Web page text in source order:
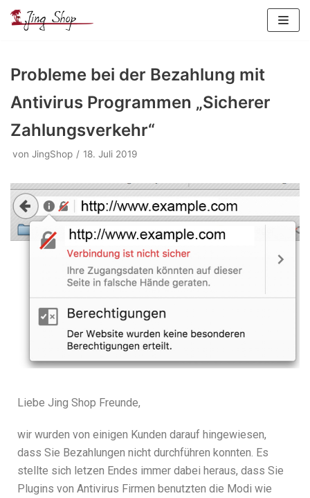
Zum
Inhalt
Probleme bei der Bezahlung mit
Antivirus Programmen „Sicherer
Zahlungsverkehr“
von JingShop 18. Juli 2019
Liebe Jing Shop Freunde,
wir wurden von einigen Kunden darauf hingewiesen,
dass Sie Bezahlungen nicht durchführen konnten. Es
stellte sich letzen Endes immer dabei heraus, dass Sie
Plugins von Antivirus Firmen benutzten die Modi wie